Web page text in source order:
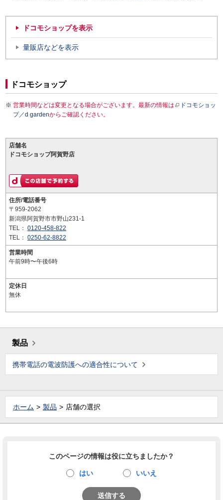
ドコモショップを表示
量販店などを表示
ドコモショップ
営業時間などは変更となる場合がございます。最新の情報は
ドコモショッ
プ／d gardenからご確認ください。
店舗名
ドコモショップ阿賀野店
住所/電話番号
〒959-2062
新潟県阿賀野市市野山231-1
TEL： 0120-458-822
TEL： 0250-62-8822
営業時間
午前9時〜午後6時
定休日
無休
製品
携帯電話の電波防護への適合性について
ホーム 製品 店舗の選択
このページの情報は役に立ちましたか？
はい いいえ
送信する